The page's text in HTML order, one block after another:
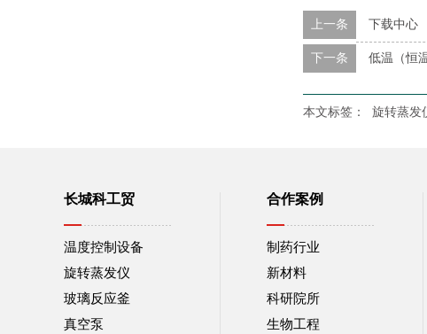
上一条 下载中心
下一条 低温（恒
本文标签： 旋转蒸发
长城科工贸
温度控制设备
旋转蒸发仪
玻璃反应釜
真空泵
合作案例
制药行业
新材料
科研院所
生物工程